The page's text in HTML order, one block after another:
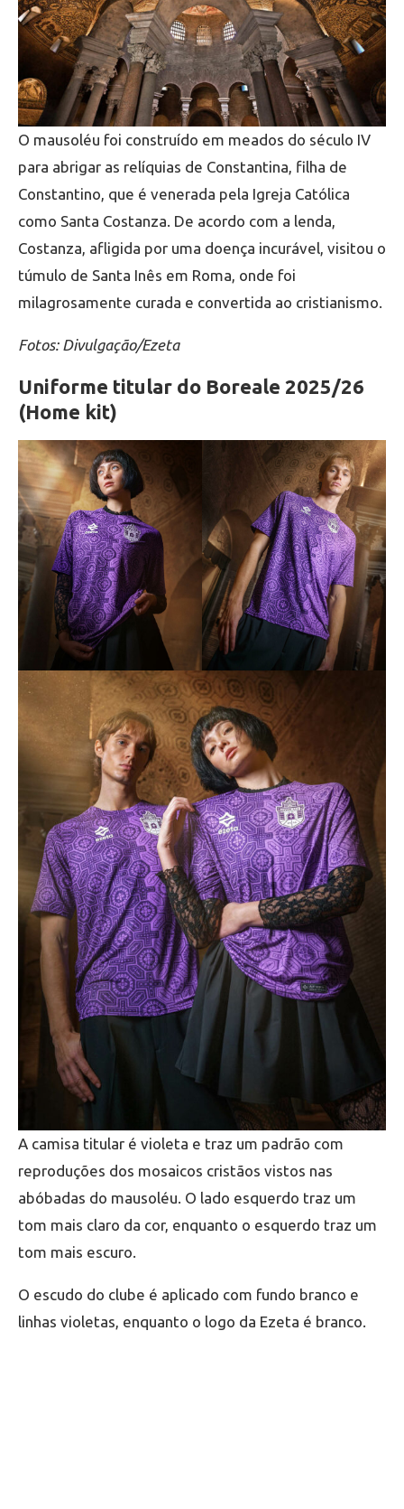
O mausoléu foi construído em meados do século IV
para abrigar as relíquias de Constantina, filha de
Constantino, que é venerada pela Igreja Católica
como Santa Costanza. De acordo com a lenda,
Costanza, afligida por uma doença incurável, visitou o
túmulo de Santa Inês em Roma, onde foi
milagrosamente curada e convertida ao cristianismo.
Fotos: Divulgação/Ezeta
Uniforme titular do Boreale 2025/26
(Home kit)
A camisa titular é violeta e traz um padrão com
reproduções dos mosaicos cristãos vistos nas
abóbadas do mausoléu. O lado esquerdo traz um
tom mais claro da cor, enquanto o esquerdo traz um
tom mais escuro.
O escudo do clube é aplicado com fundo branco e
linhas violetas, enquanto o logo da Ezeta é branco.